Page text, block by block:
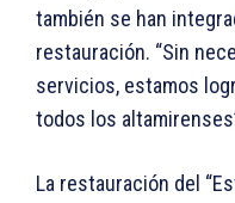
también se han
restauración. “Sin
servicios, estamos
todos los
La restauración del